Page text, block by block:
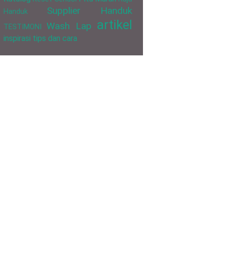
Handuk
Supplier Handuk
TESTIMONI Wash Lap artikel
inspirasi tips dan cara